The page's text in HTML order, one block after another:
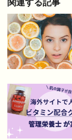
関連する記事